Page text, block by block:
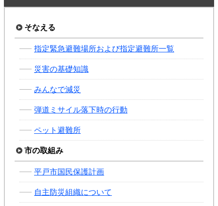
そなえる
指定緊急避難場所および指定避難所一覧
災害の基礎知識
みんなで減災
弾道ミサイル落下時の行動
ペット避難所
市の取組み
平戸市国民保護計画
自主防災組織について